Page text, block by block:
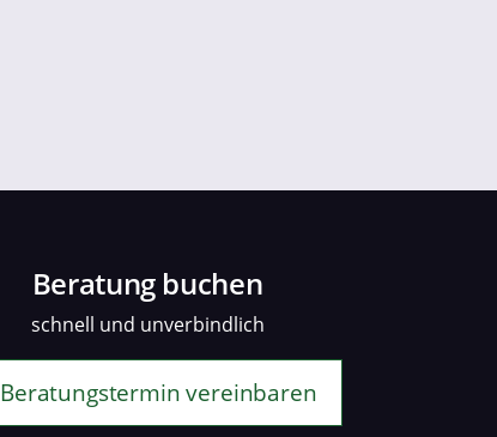
Beratung buchen
schnell und unverbindlich
Beratungstermin vereinbaren